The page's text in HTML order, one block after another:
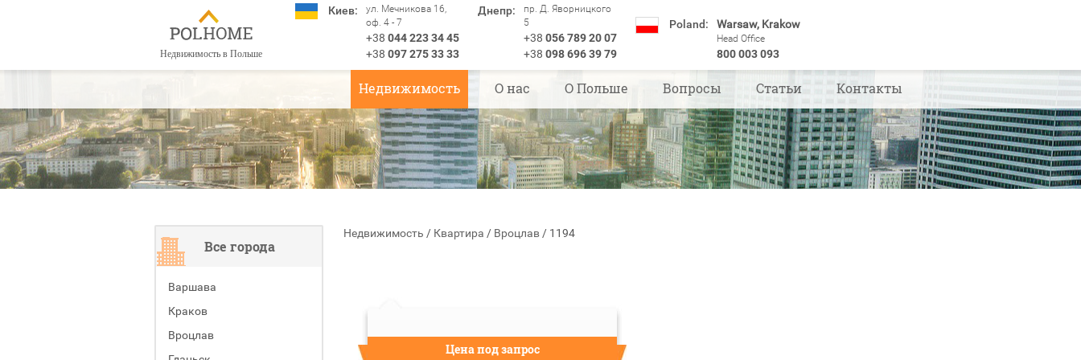
Недвижимость в Польше
Киев:
ул. Мечникова 16,
оф. 4 - 7
+38 044 223 34 45
+38 097 275 33 33
Днепр:
пр. Д. Яворницкого
5
+38 056 789 20 07
+38 098 696 39 79
Poland: Warsaw, Krakow
Head Office
800 003 093
Недвижимость О нас О Польше Вопросы Статьи Контакты
Все города
Варшава
Краков
Вроцлав
Недвижимость / Квартира / Вроцлав / 1194
Цена под запрос